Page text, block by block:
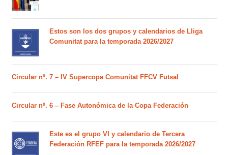
Estos son los dos grupos y calendarios de Lliga
Comunitat para la temporada 2026/2027
Circular nº. 7 – IV Supercopa Comunitat FFCV Futsal
Circular nº. 6 – Fase Autonómica de la Copa Federación
Este es el grupo VI y calendario de Tercera
Federación RFEF para la temporada 2026/2027